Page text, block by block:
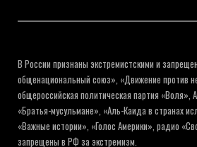
В России признаны экстремистскими и
общенациональный союз», «Движение против
общероссийская политическая партия
«Братья-мусульмане», «Аль-Каида в странах
«Важные истории», «Голос Америки», радио
запрещены в РФ за экстремизм.